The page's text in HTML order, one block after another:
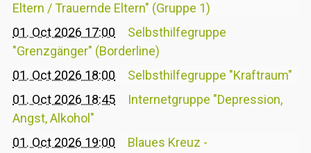
Eltern / Trauernde Eltern" (Gruppe 1)
01. Oct 2026 17:00
Selbsthilfegruppe
"Grenzgänger" (Borderline)
01. Oct 2026 18:00
Selbsthilfegruppe "Kraftraum"
01. Oct 2026 18:45
Internetgruppe "Depression,
Angst, Alkohol"
01. Oct 2026 19:00
Blaues Kreuz -